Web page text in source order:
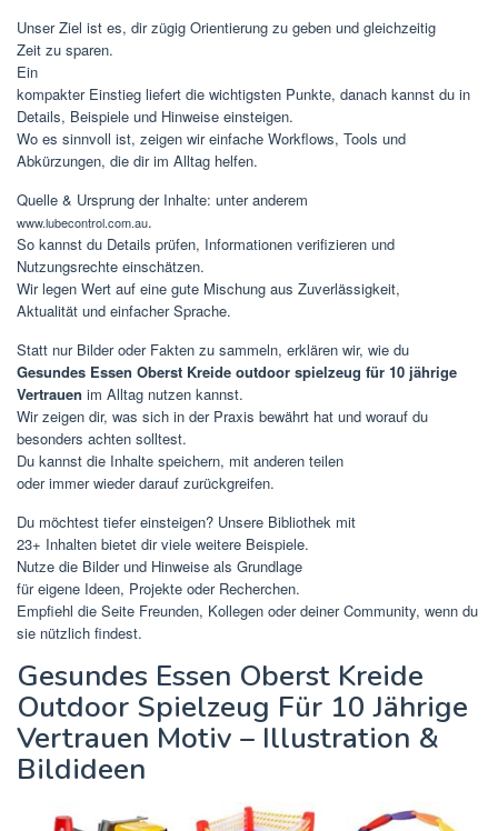
Unser Ziel ist es, dir zügig Orientierung zu geben und gleichzeitig
Zeit zu sparen.
Ein
kompakter Einstieg liefert die wichtigsten Punkte, danach kannst du in
Details, Beispiele und Hinweise einsteigen.
Wo es sinnvoll ist, zeigen wir einfache Workflows, Tools und
Abkürzungen, die dir im Alltag helfen.
Quelle & Ursprung der Inhalte: unter anderem
www.lubecontrol.com.au.
So kannst du Details prüfen, Informationen verifizieren und
Nutzungsrechte einschätzen.
Wir legen Wert auf eine gute Mischung aus Zuverlässigkeit,
Aktualität und einfacher Sprache.
Statt nur Bilder oder Fakten zu sammeln, erklären wir, wie du
Gesundes Essen Oberst Kreide outdoor spielzeug für 10 jährige
Vertrauen im Alltag nutzen kannst.
Wir zeigen dir, was sich in der Praxis bewährt hat und worauf du
besonders achten solltest.
Du kannst die Inhalte speichern, mit anderen teilen
oder immer wieder darauf zurückgreifen.
Du möchtest tiefer einsteigen? Unsere Bibliothek mit
23+ Inhalten bietet dir viele weitere Beispiele.
Nutze die Bilder und Hinweise als Grundlage
für eigene Ideen, Projekte oder Recherchen.
Empfiehl die Seite Freunden, Kollegen oder deiner Community, wenn du
sie nützlich findest.
Gesundes Essen Oberst Kreide
Outdoor Spielzeug Für 10 Jährige
Vertrauen Motiv – Illustration &
Bildideen